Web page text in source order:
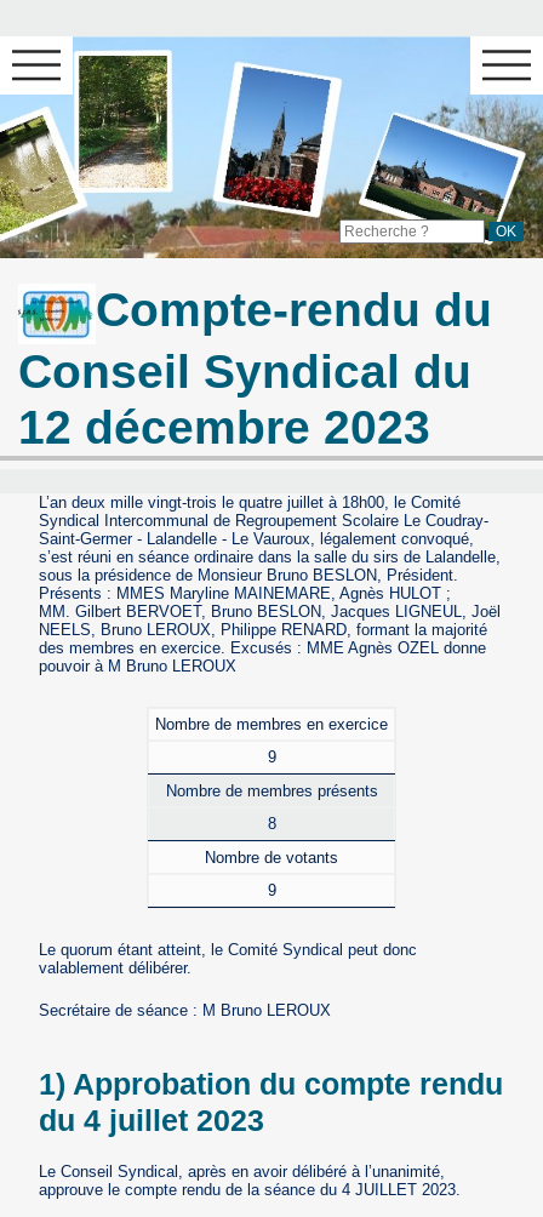
Compte-rendu du
Conseil Syndical du
12 décembre 2023
L’an deux mille vingt-trois le quatre juillet à 18h00, le Comité
Syndical Intercommunal de Regroupement Scolaire Le Coudray-
Saint-Germer - Lalandelle - Le Vauroux, légalement convoqué,
s’est réuni en séance ordinaire dans la salle du sirs de Lalandelle,
sous la présidence de Monsieur Bruno BESLON, Président.
Présents : MMES Maryline MAINEMARE, Agnès HULOT ;
MM. Gilbert BERVOET, Bruno BESLON, Jacques LIGNEUL, Joël
NEELS, Bruno LEROUX, Philippe RENARD, formant la majorité
des membres en exercice. Excusés : MME Agnès OZEL donne
pouvoir à M Bruno LEROUX
Nombre de membres en exercice
9
Nombre de membres présents
8
Nombre de votants
9
Le quorum étant atteint, le Comité Syndical peut donc
valablement délibérer.
Secrétaire de séance : M Bruno LEROUX
1) Approbation du compte rendu
du 4 juillet 2023
Le Conseil Syndical, après en avoir délibéré à l’unanimité,
approuve le compte rendu de la séance du 4 JUILLET 2023.